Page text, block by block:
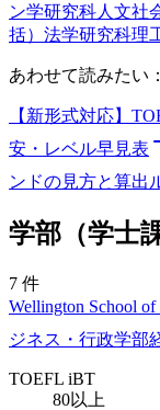
ン学研究科人文社
括） 法学研究科理
あわせて読みたい
【新形式対応】
安・レベル早見表
ンドの見方と算出
学部（学士
7 件
Wellington School of
ジネス・行政学部
TOEFL iBT
80以上